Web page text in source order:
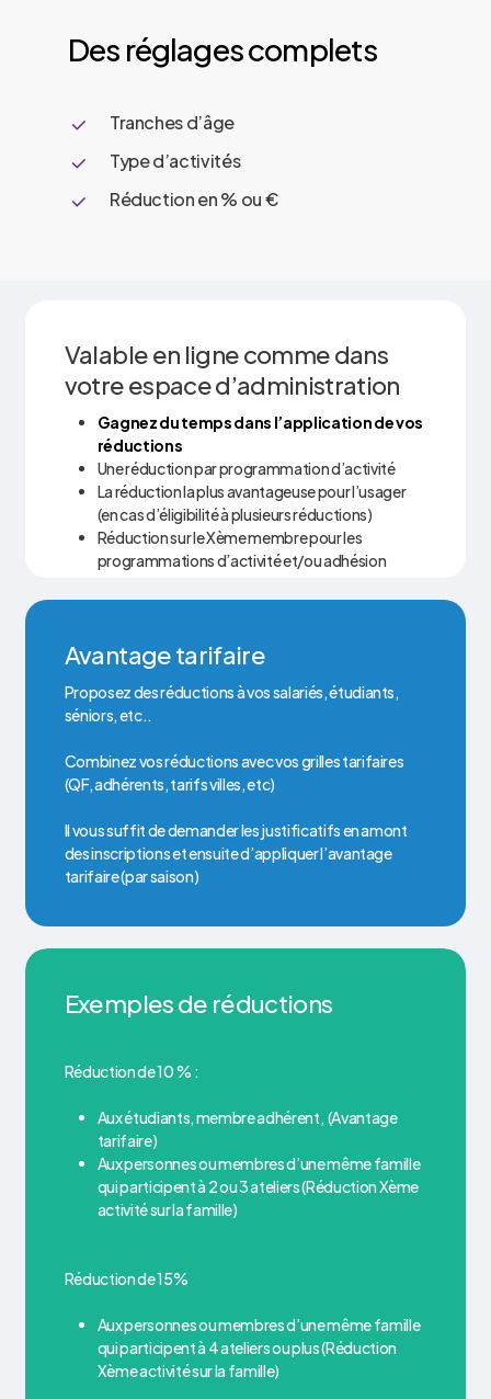
Des réglagescomplets
Tranches d’âge
Type d’activités
Réduction en % ou €
Valable en ligne comme dans
votre espace d’administration
Gagnez du temps dans l’application de vos
réductions
Une réduction par programmation d’activité
La réduction la plus avantageuse pour l’usager
(en cas d’éligibilité à plusieurs réductions)
Réduction sur le Xème membre pour les
programmations d’activité et/ou adhésion
Avantage tarifaire
Proposez des réductions à vos salariés, étudiants,
séniors, etc..
Combinez vos réductions avec vos grilles tarifaires
(QF, adhérents, tarifs villes, etc)
Il vous suffit de demander les justificatifs en amont
des inscriptions et ensuite d’appliquer l’avantage
tarifaire (par saison)
Exemples de réductions
Réduction de 10 % :
Aux étudiants, membre adhérent, (Avantage
tarifaire)
Aux personnes ou membres d’une même famille
qui participent à 2 ou 3 ateliers (Réduction Xème
activité sur la famille)
Réduction de 15%
Aux personnes ou membres d’une même famille
qui participent à 4 ateliers ou plus (Réduction
Xème activité sur la famille)